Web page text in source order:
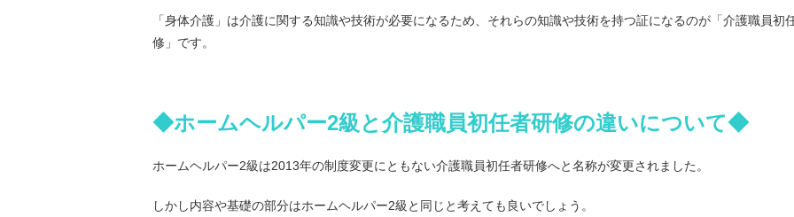
「身体介護」は介護に関する知識や技術が必要になるため、それらの知識や技術を持つ証になるのが「介護職員初
修」です。
◆ホームヘルパー2級と介護職員初任者研修の違いについて◆
ホームヘルパー2級は2013年の制度変更にともない介護職員初任者研修へと名称が変更されました。
しかし内容や基礎の部分はホームヘルパー2級と同じと考えても良いでしょう。